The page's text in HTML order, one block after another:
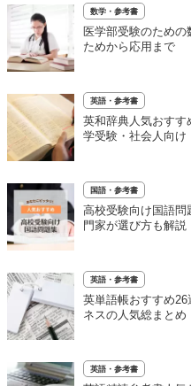
数学・参考書
医学部受験のため
ためから応用まで
英語・参考書
英和辞典人気おすす
学受験・社会人向け
国語・参考書
高校受験向け国語問
門家が選び方も解説
英語・参考書
英単語帳おすすめ
ネスの人気総まとめ
英語・参考書